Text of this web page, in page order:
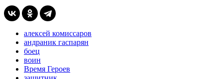
алексей комиссаров
андраник гаспарян
боец
воин
Время Героев